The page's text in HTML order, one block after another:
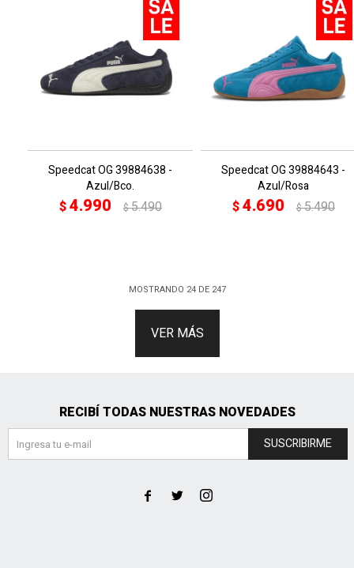
Speedcat OG 39884638 -
Azul/Bco.
$4.990 $5.490
Speedcat OG 39884643 -
Azul/Rosa
$4.690 $5.490
MOSTRANDO 24DE 247
VER MÁS
RECIBÍ TODAS NUESTRAS NOVEDADES
SUSCRIBIRME
  